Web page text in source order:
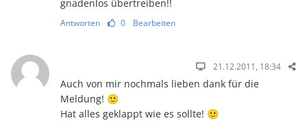
gnadenlos übertreiben!!
Antworten 0 Bearbeiten
21.12.2011, 18:34
Auch von mir nochmals lieben dank für die
Meldung! 🙂
Hat alles geklappt wie es sollte! 🙂